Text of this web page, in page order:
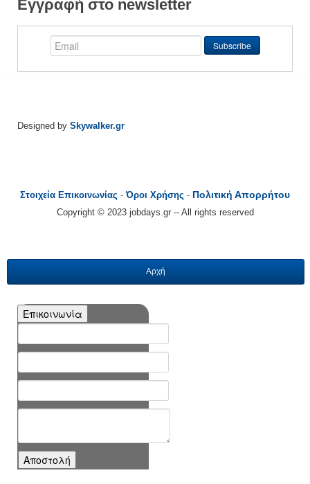
Εγγραφή στο newsletter
Designed by Skywalker.gr
Στοιχεία Επικοινωνίας -Όροι Χρήσης - Πολιτική Απορρήτου
Copyright © 2023 jobdays.gr -- All rights reserved
Αρχή